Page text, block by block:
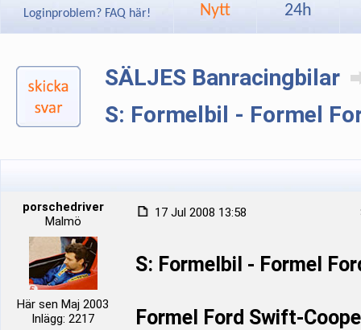
Loginproblem? FAQ här!
Nytt
24h
SÄLJES Banracingbilar
S: Formelbil - Formel
porschedriver
Malmö
Här sen Maj 2003
Inlägg: 2217
17 Jul 2008 13:58
S: Formelbil - Formel
Formel Ford Swift-